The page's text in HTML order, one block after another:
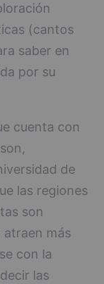
(cantos
saber en
por su
cuenta con
de
las regiones
son
más
con la
las